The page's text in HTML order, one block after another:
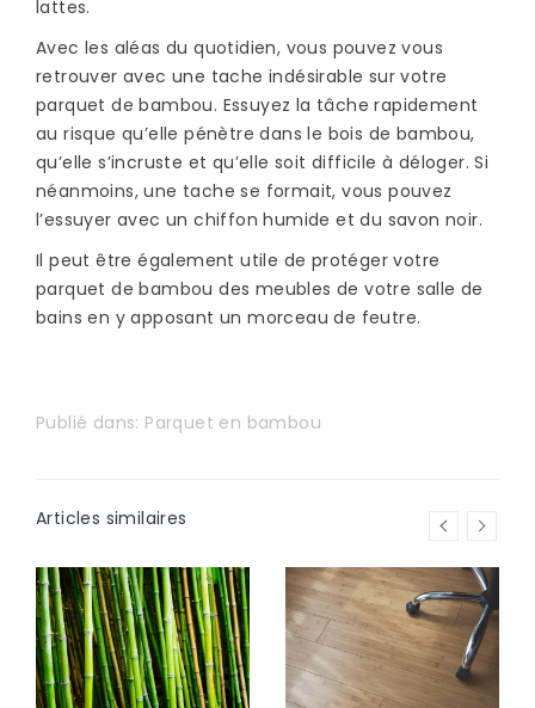
lattes.
Avec les aléas du quotidien, vous pouvez vous
retrouver avec une tache indésirable sur votre
parquet de bambou. Essuyez la tâche rapidement
au risque qu’elle pénètre dans le bois de bambou,
qu’elle s’incruste et qu’elle soit difficile à déloger. Si
néanmoins, une tache se formait, vous pouvez
l’essuyer avec un chiffon humide et du savon noir.
Il peut être également utile de protéger votre
parquet de bambou des meubles de votre salle de
bains en y apposant un morceau de feutre.
Publié dans: Parquet en bambou
Articles similaires